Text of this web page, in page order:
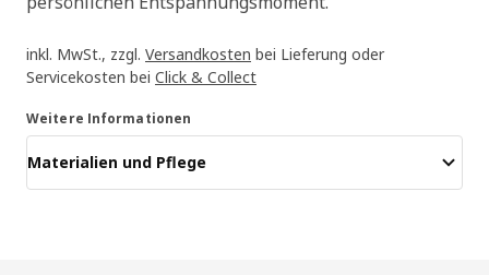
inkl. MwSt., zzgl. Versandkosten bei Lieferung oder
Servicekosten bei Click & Collect
Weitere Informationen
Materialien und Pflege